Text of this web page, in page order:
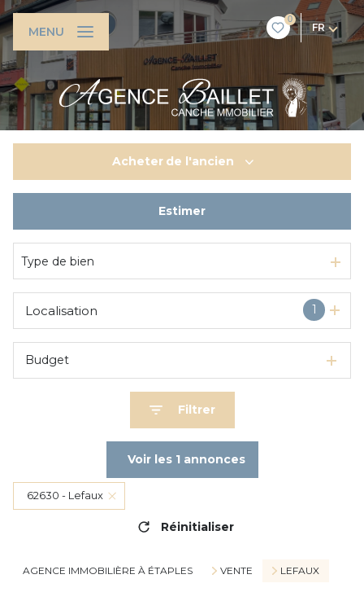
0
FR
MENU
Acheter de l'ancien
Estimer
Type de bien
1
Localisation
Budget
Filtrer
Voir les 1annonces
62630 - Lefaux
Réinitialiser
AGENCE IMMOBILIÈRE À ÉTAPLES VENTE LEFAUX